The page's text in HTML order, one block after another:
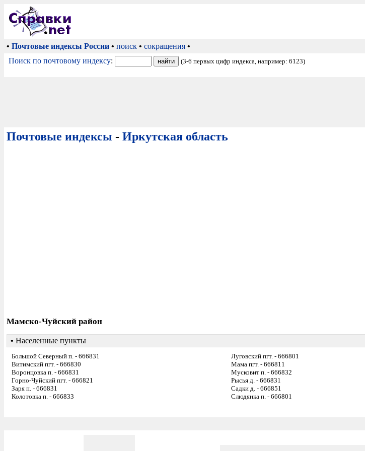
• Почтовые индексы России • поиск • сокращения •
Поиск по почтовому индексу: (3-6 первых цифр индекса, например: 6123)
Почтовые индексы - Иркутская область
Мамско-Чуйский район
• Населенные пункты
Большой Северный п. - 666831
Витимский пгт. - 666830
Воронцовка п. - 666831
Горно-Чуйский пгт. - 666821
Заря п. - 666831
Колотовка п. - 666833
Луговский пгт. - 666801
Мама пгт. - 666811
Мусковит п. - 666832
Рысья д. - 666831
Садки д. - 666851
Слюдянка п. - 666801